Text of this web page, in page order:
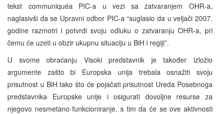
tekst communiquéa PIC-a u vezi sa zatvaranjem OHR-a,
naglasivši da se Upravni odbor PIC-a “suglasio da u veljači 2007.
godine razmotri i potvrdi svoju odluku o zatvaranju OHR-a, pri
čemu će uzeti u obzir ukupnu situaciju u BiH i regiji”.
U svome obraćanju Visoki predstavnik je također izložio
argumente zašto bi Europska unija trebala osnažiti svoju
prisutnost u BiH tako što će pojačati prisutnost Ureda Posebnoga
predstavnika Europske unije i osigurati dovoljne resurse za
njegovo nesmetano funkcioniranje, s tim da će se ove aktivnosti